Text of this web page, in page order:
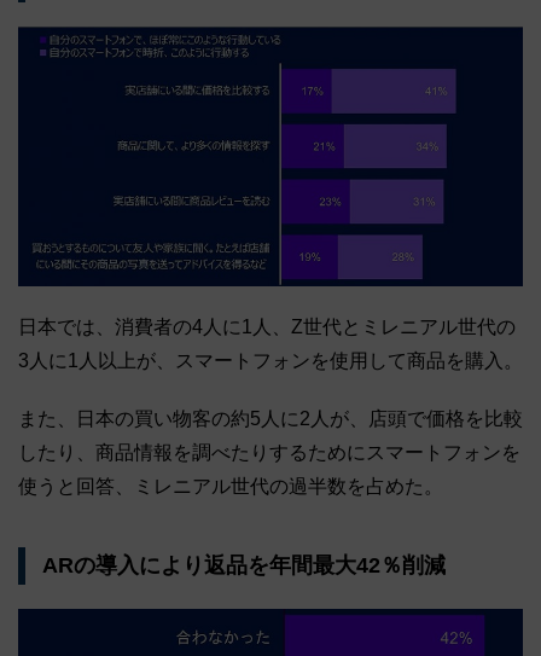
日本では、消費者の4人に1人、Z世代とミレニアル世代の
3人に1人以上が、スマートフォンを使用して商品を購入。
また、日本の買い物客の約5人に2人が、店頭で価格を比較
したり、商品情報を調べたりするためにスマートフォンを
使うと回答、ミレニアル世代の過半数を占めた。
ARの導入により返品を年間最大42％削減